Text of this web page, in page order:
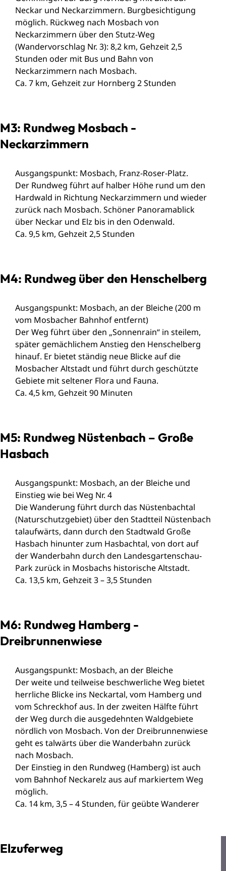
Neckar und Neckarzimmern. Burgbesichtigung
möglich. Rückweg nach Mosbach von
Neckarzimmern über den Stutz-Weg
(Wandervorschlag Nr. 3): 8,2 km, Gehzeit 2,5
Stunden oder mit Bus und Bahn von
Neckarzimmern nach Mosbach.
Ca. 7 km, Gehzeit zur Hornberg 2 Stunden
M3: Rundweg Mosbach -
Neckarzimmern
Ausgangspunkt: Mosbach, Franz-Roser-Platz.
Der Rundweg führt auf halber Höhe rund um den
Hardwald in Richtung Neckarzimmern und wieder
zurück nach Mosbach. Schöner Panoramablick
über Neckar und Elz bis in den Odenwald.
Ca. 9,5 km, Gehzeit 2,5 Stunden
M4: Rundweg über den Henschelberg
Ausgangspunkt: Mosbach, an der Bleiche (200 m
vom Mosbacher Bahnhof entfernt)
Der Weg führt über den „Sonnenrain“ in steilem,
später gemächlichem Anstieg den Henschelberg
hinauf. Er bietet ständig neue Blicke auf die
Mosbacher Altstadt und führt durch geschützte
Gebiete mit seltener Flora und Fauna.
Ca. 4,5 km, Gehzeit 90 Minuten
M5: Rundweg Nüstenbach – Große
Hasbach
Ausgangspunkt: Mosbach, an der Bleiche und
Einstieg wie bei Weg Nr. 4
Die Wanderung führt durch das Nüstenbachtal
(Naturschutzgebiet) über den Stadtteil Nüstenbach
talaufwärts, dann durch den Stadtwald Große
Hasbach hinunter zum Hasbachtal, von dort auf
der Wanderbahn durch den Landesgartenschau-
Park zurück in Mosbachs historische Altstadt.
Ca. 13,5 km, Gehzeit 3 – 3,5 Stunden
M6: Rundweg Hamberg -
Dreibrunnenwiese
Ausgangspunkt: Mosbach, an der Bleiche
Der weite und teilweise beschwerliche Weg bietet
herrliche Blicke ins Neckartal, vom Hamberg und
vom Schreckhof aus. In der zweiten Hälfte führt
der Weg durch die ausgedehnten Waldgebiete
nördlich von Mosbach. Von der Dreibrunnenwiese
geht es talwärts über die Wanderbahn zurück
nach Mosbach.
Der Einstieg in den Rundweg (Hamberg) ist auch
vom Bahnhof Neckarelz aus auf markiertem Weg
möglich.
Ca. 14 km, 3,5 – 4 Stunden, für geübte Wanderer
Elzuferweg